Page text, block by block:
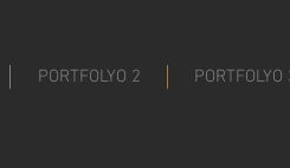
PORTFOLYO 2 PORTFOLYO